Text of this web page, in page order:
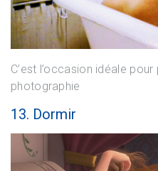
C’est l’occasion idéale
photographie
13. Dormir